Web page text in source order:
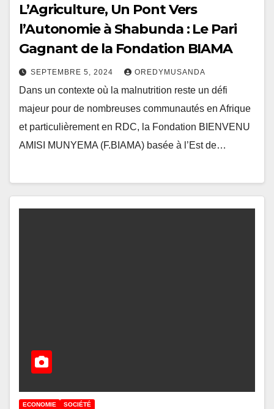
L’Agriculture, Un Pont Vers
l’Autonomie à Shabunda : Le Pari
Gagnant de la Fondation BIAMA
SEPTEMBRE 5, 2024 OREDYMUSANDA
Dans un contexte où la malnutrition reste un défi
majeur pour de nombreuses communautés en Afrique
et particulièrement en RDC, la Fondation BIENVENU
AMISI MUNYEMA (F.BIAMA) basée à l’Est de…
ECONOMIE SOCIÉTÉ